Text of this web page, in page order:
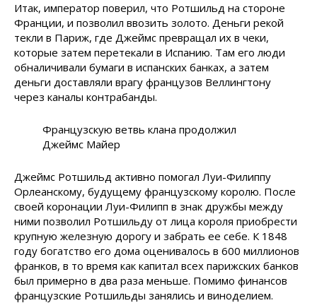
Итак, император поверил, что Ротшильд на стороне
Франции, и позволил ввозить золото. Деньги рекой
текли в Париж, где Джеймс превращал их в чеки,
которые затем перетекали в Испанию. Там его люди
обналичивали бумаги в испанских банках, а затем
деньги доставляли врагу французов Веллингтону
через каналы контрабанды.
Французскую ветвь клана продолжил
Джеймс Майер
Джеймс Ротшильд активно помогал Луи-Филиппу
Орлеанскому, будущему французскому королю. После
своей коронации Луи-Филипп в знак дружбы между
ними позволил Ротшильду от лица короля приобрести
крупную железную дорогу и забрать ее себе. К 1848
году богатство его дома оценивалось в 600 миллионов
франков, в то время как капитал всех парижских банков
был примерно в два раза меньше. Помимо финансов
французские Ротшильды занялись и виноделием.